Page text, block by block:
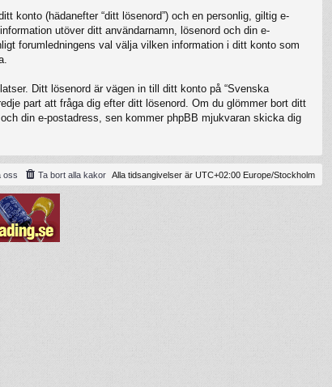
konto (hädanefter “ditt lösenord”) och en personlig, giltig e-
utöver ditt användarnamn, lösenord och din e-
forumledningens val välja vilken information i ditt konto som
Ditt lösenord är vägen in till ditt konto på “Svenska
part att fråga dig efter ditt lösenord. Om du glömmer bort ditt
din e-postadress, sen kommer phpBB mjukvaran skicka dig
Alla tidsangivelser är UTC+02:00 Europe/Stockholm
Ta bort alla kakor
oss